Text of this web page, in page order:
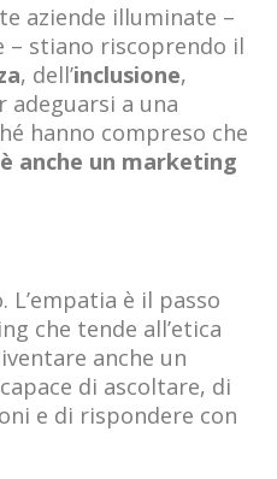
aziende illuminate –
– stiano riscoprendo il
, dell’inclusione,
adeguarsi a una
hanno compreso che
anche un marketing
L’empatia è il passo
che tende all’etica
anche un
di ascoltare, di
e di rispondere con